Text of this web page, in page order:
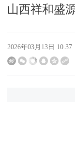
山西祥和盛
2026年03月13日 10:37